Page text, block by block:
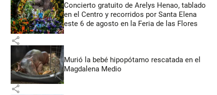
Concierto gratuito de Arelys Henao, tablado
en el Centro y recorridos por Santa Elena
este 6 de agosto en la Feria de las Flores
share
Murió la bebé hipopótamo rescatada en el
Magdalena Medio
share